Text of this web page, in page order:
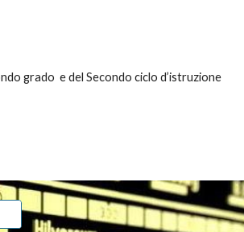
grado e del Secondo ciclo d’istruzione